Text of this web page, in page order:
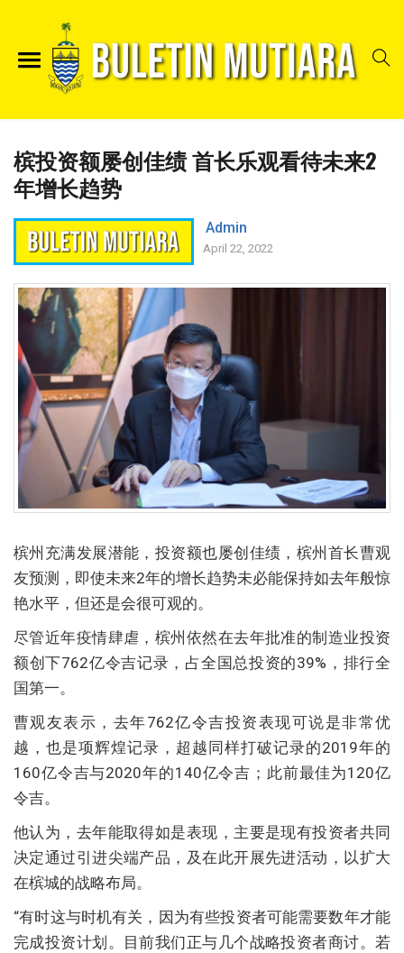
槟投资额屡创佳绩 首长乐观看待未来2
年增长趋势
Admin
April 22, 2022
槟州充满发展潜能，投资额也屡创佳绩，槟州首长曹观
友预测，即使未来2年的增长趋势未必能保持如去年般惊
艳水平，但还是会很可观的。
尽管近年疫情肆虐，槟州依然在去年批准的制造业投资
额创下762亿令吉记录，占全国总投资的39%，排行全
国第一。
曹观友表示，去年762亿令吉投资表现可说是非常优
越，也是项辉煌记录，超越同样打破记录的2019年的
160亿令吉与2020年的140亿令吉；此前最佳为120亿
令吉。
他认为，去年能取得如是表现，主要是现有投资者共同
决定通过引进尖端产品，及在此开展先进活动，以扩大
在槟城的战略布局。
“有时这与时机有关，因为有些投资者可能需要数年才能
完成投资计划。目前我们正与几个战略投资者商讨。若